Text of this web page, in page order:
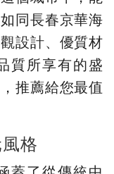
同長春京華海
設計、優質材
質所享有的盛
推薦給您最值
格